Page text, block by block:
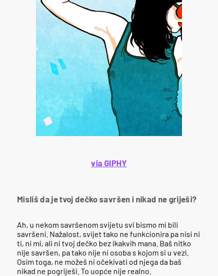
via GIPHY
Misliš da je tvoj dečko savršen i nikad ne griješi?
Ah, u nekom savršenom svijetu svi bismo mi bili
savršeni. Nažalost, svijet tako ne funkcionira pa nisi ni
ti, ni mi, ali ni tvoj dečko bez ikakvih mana. Baš nitko
nije savršen, pa tako nije ni osoba s kojom si u vezi.
Osim toga, ne možeš ni očekivati od njega da baš
nikad ne pogriješi. To uopće nije realno.